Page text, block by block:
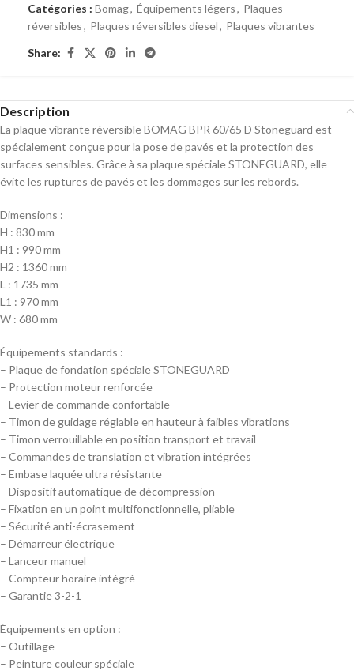
Catégories : Bomag, Équipements légers, Plaques
réversibles, Plaques réversibles diesel, Plaques vibrantes
Share:
Description
La plaque vibrante réversible BOMAG BPR 60/65 D Stoneguard est
spécialement conçue pour la pose de pavés et la protection des
surfaces sensibles. Grâce à sa plaque spéciale STONEGUARD, elle
évite les ruptures de pavés et les dommages sur les rebords.
Dimensions :
H : 830 mm
H1 : 990 mm
H2 : 1360 mm
L : 1735 mm
L1 : 970 mm
W : 680 mm
Équipements standards :
– Plaque de fondation spéciale STONEGUARD
– Protection moteur renforcée
– Levier de commande confortable
– Timon de guidage réglable en hauteur à faibles vibrations
– Timon verrouillable en position transport et travail
– Commandes de translation et vibration intégrées
– Embase laquée ultra résistante
– Dispositif automatique de décompression
– Fixation en un point multifonctionnelle, pliable
– Sécurité anti-écrasement
– Démarreur électrique
– Lanceur manuel
– Compteur horaire intégré
– Garantie 3-2-1
Équipements en option :
– Outillage
– Peinture couleur spéciale